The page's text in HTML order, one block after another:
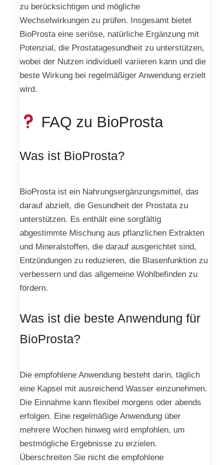
zu berücksichtigen und mögliche
Wechselwirkungen zu prüfen. Insgesamt bietet
BioProsta eine seriöse, natürliche Ergänzung mit
Potenzial, die Prostatagesundheit zu unterstützen,
wobei der Nutzen individuell variieren kann und die
beste Wirkung bei regelmäßiger Anwendung erzielt
wird.
FAQ zu BioProsta
Was ist BioProsta?
BioProsta ist ein Nahrungsergänzungsmittel, das
darauf abzielt, die Gesundheit der Prostata zu
unterstützen. Es enthält eine sorgfältig
abgestimmte Mischung aus pflanzlichen Extrakten
und Mineralstoffen, die darauf ausgerichtet sind,
Entzündungen zu reduzieren, die Blasenfunktion zu
verbessern und das allgemeine Wohlbefinden zu
fördern.
Was ist die beste Anwendung für
BioProsta?
Die empfohlene Anwendung besteht darin, täglich
eine Kapsel mit ausreichend Wasser einzunehmen.
Die Einnahme kann flexibel morgens oder abends
erfolgen. Eine regelmäßige Anwendung über
mehrere Wochen hinweg wird empfohlen, um
bestmögliche Ergebnisse zu erzielen.
Überschreiten Sie nicht die empfohlene